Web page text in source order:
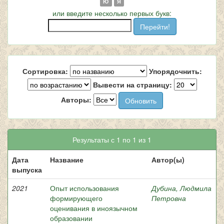
или введите несколько первых букв:
Сортировка:
Упорядочнить:
Вывести на страницу:
Авторы:
Результаты с 1 по 1 из 1
Дата
выпуска
Название Автор(ы)
2021
Опыт использования
формирующего
оценивания в иноязычном
образовании
Дубина, Людмила
Петровна